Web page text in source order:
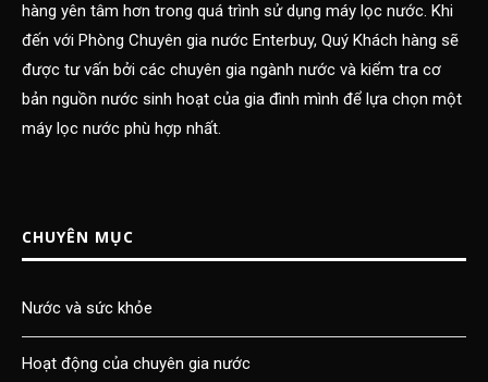
hàng yên tâm hơn trong quá trình sử dụng máy lọc nước. Khi
đến với Phòng Chuyên gia nước Enterbuy, Quý Khách hàng sẽ
được tư vấn bởi các chuyên gia ngành nước và kiểm tra cơ
bản nguồn nước sinh hoạt của gia đình mình để lựa chọn một
máy lọc nước phù hợp nhất.
CHUYÊN MỤC
Nước và sức khỏe
Hoạt động của chuyên gia nước